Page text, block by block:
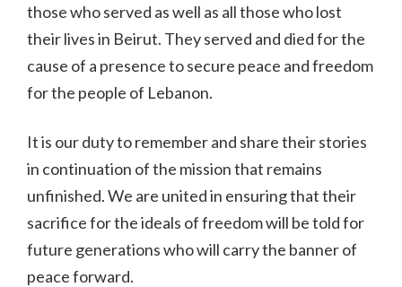
those who served as well as all those who lost
their lives in Beirut. They served and died for the
cause of a presence to secure peace and freedom
for the people of Lebanon.
It is our duty to remember and share their stories
in continuation of the mission that remains
unfinished. We are united in ensuring that their
sacrifice for the ideals of freedom will be told for
future generations who will carry the banner of
peace forward.